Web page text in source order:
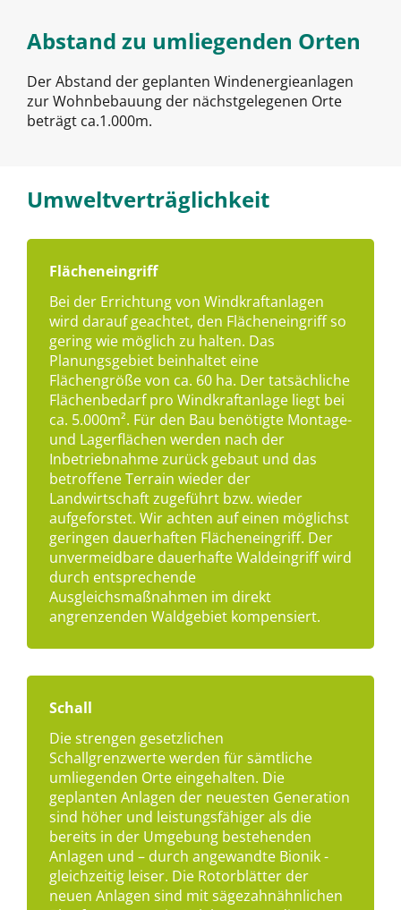
Abstand zu umliegenden Orten
Der Abstand der geplanten Windenergieanlagen
zur Wohnbebauung der nächstgelegenen Orte
beträgt ca.1.000m.
Umweltverträglichkeit
Flächeneingriff
Bei der Errichtung von Windkraftanlagen
wird darauf geachtet, den Flächeneingriff so
gering wie möglich zu halten. Das
Planungsgebiet beinhaltet eine
Flächengröße von ca. 60 ha. Der tatsächliche
Flächenbedarf pro Windkraftanlage liegt bei
ca. 5.000m². Für den Bau benötigte Montage-
und Lagerflächen werden nach der
Inbetriebnahme zurück gebaut und das
betroffene Terrain wieder der
Landwirtschaft zugeführt bzw. wieder
aufgeforstet. Wir achten auf einen möglichst
geringen dauerhaften Flächeneingriff. Der
unvermeidbare dauerhafte Waldeingriff wird
durch entsprechende
Ausgleichsmaßnahmen im direkt
angrenzenden Waldgebiet kompensiert.
Schall
Die strengen gesetzlichen
Schallgrenzwerte werden für sämtliche
umliegenden Orte eingehalten. Die
geplanten Anlagen der neuesten Generation
sind höher und leistungsfähiger als die
bereits in der Umgebung bestehenden
Anlagen und – durch angewandte Bionik -
gleichzeitig leiser. Die Rotorblätter der
neuen Anlagen sind mit sägezahnähnlichen